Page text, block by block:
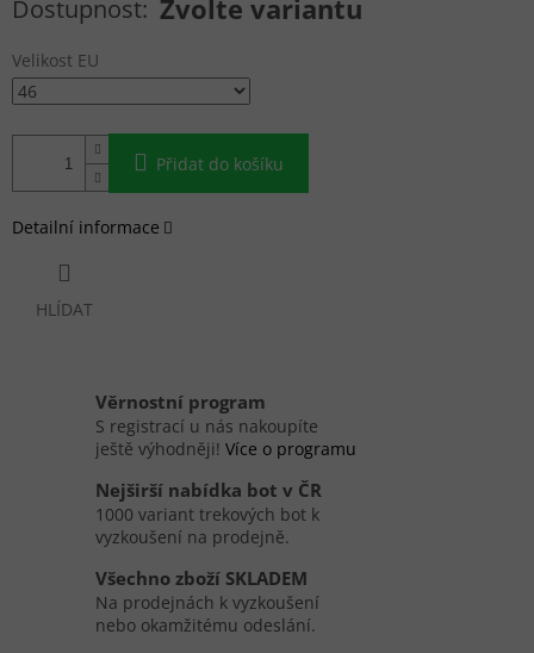
Zvolte variantu
Velikost EU
Přidat do košíku
Detailní informace
HLÍDAT
Věrnostní program
S registrací u nás nakoupíte
ještě výhodněji! Více o programu
Nejširší nabídka bot v ČR
1000 variant trekových bot k
vyzkoušení na prodejně.
Všechno zboží SKLADEM
Na prodejnách k vyzkoušení
nebo okamžitému odeslání.